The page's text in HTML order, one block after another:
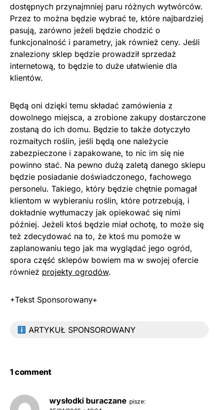
dostępnych przynajmniej paru różnych wytwórców.
Przez to można będzie wybrać te, które najbardziej
pasują, zarówno jeżeli będzie chodzić o
funkcjonalność i parametry, jak również ceny. Jeśli
znaleziony sklep będzie prowadził sprzedaż
internetową, to będzie to duże ułatwienie dla
klientów.
Będą oni dzięki temu składać zamówienia z
dowolnego miejsca, a zrobione zakupy dostarczone
zostaną do ich domu. Będzie to także dotyczyło
rozmaitych roślin, jeśli będą one należycie
zabezpieczone i zapakowane, to nic im się nie
powinno stać. Na pewno dużą zaletą danego sklepu
będzie posiadanie doświadczonego, fachowego
personelu. Takiego, który będzie chętnie pomagał
klientom w wybieraniu roślin, które potrzebują, i
dokładnie wytłumaczy jak opiekować się nimi
później. Jeżeli ktoś będzie miał ochotę, to może się
też zdecydować na to, że ktoś mu pomoże w
zaplanowaniu tego jak ma wyglądać jego ogród,
spora część sklepów bowiem ma w swojej ofercie
również projekty ogrodów.
+Tekst Sponsorowany+
ARTYKUŁ SPONSOROWANY
1 comment
wysłodki buraczane pisze: